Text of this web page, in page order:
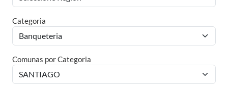
Categoria
Comunas por Categoria